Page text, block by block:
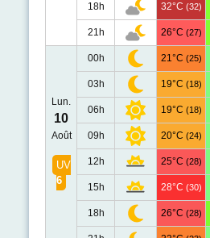
18h 32°C (32)
21h 26°C (27)
Lun.
10
Août
UV
6
00h 21°C (25)
03h 19°C (18)
06h 19°C (18)
09h 20°C (24)
12h 25°C (28)
15h 28°C (30)
18h 26°C (28)